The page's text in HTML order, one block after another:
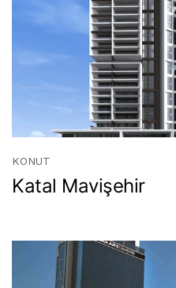
KONUT
Katal Mavişehir